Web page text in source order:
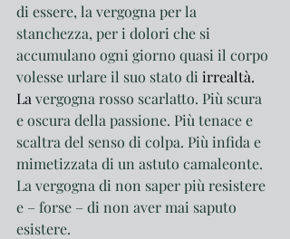
di essere, la vergogna per la
stanchezza, per i dolori che si
accumulano ogni giorno quasi il corpo
volesse urlare il suo stato di irrealtà.
La vergogna rosso scarlatto. Più scura
e oscura della passione. Più tenace e
scaltra del senso di colpa. Più infida e
mimetizzata di un astuto camaleonte.
La vergogna di non saper più resistere
e – forse – di non aver mai saputo
esistere.